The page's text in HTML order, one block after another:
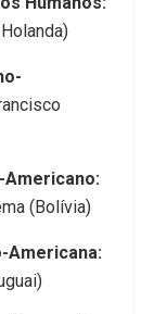
(Bolívia)
Americana: